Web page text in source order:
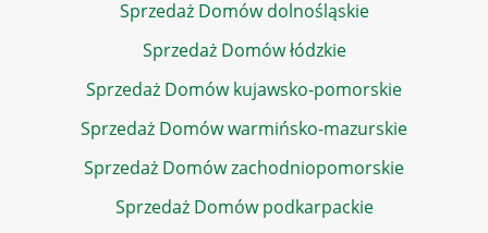
Sprzedaż Domów dolnośląskie
Sprzedaż Domów łódzkie
Sprzedaż Domów kujawsko-pomorskie
Sprzedaż Domów warmińsko-mazurskie
Sprzedaż Domów zachodniopomorskie
Sprzedaż Domów podkarpackie